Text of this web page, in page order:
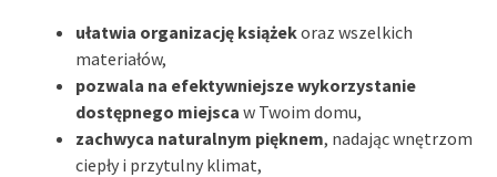
ułatwia organizację książekoraz wszelkich
materiałów,
pozwala na efektywniejsze wykorzystanie
dostępnego miejsca w Twoim domu,
zachwyca naturalnym pięknem, nadając wnętrzom
ciepły i przytulny klimat,